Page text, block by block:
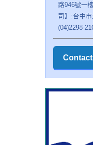
路946號一
司】:台中
(04)2298-